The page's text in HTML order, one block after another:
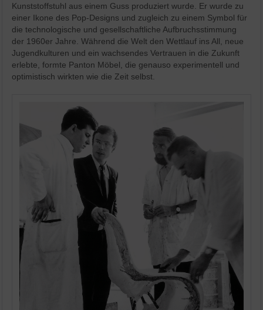
Kunststoffstuhl aus einem Guss produziert wurde. Er wurde zu
einer Ikone des Pop-Designs und zugleich zu einem Symbol für
die technologische und gesellschaftliche Aufbruchsstimmung
der 1960er Jahre. Während die Welt den Wettlauf ins All, neue
Jugendkulturen und ein wachsendes Vertrauen in die Zukunft
erlebte, formte Panton Möbel, die genauso experimentell und
optimistisch wirkten wie die Zeit selbst.